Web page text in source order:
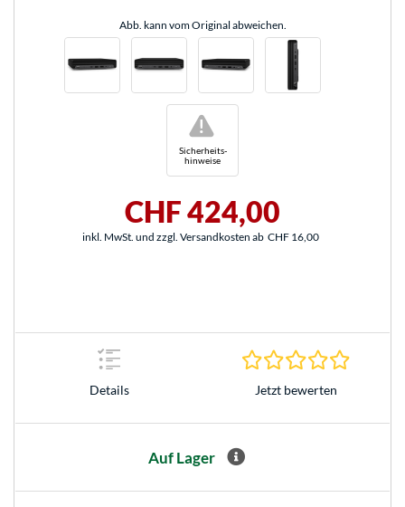
Abb. kann vom Original abweichen.
Sicherheits-
hinweise
!
CHF 424,00
inkl. MwSt. und zzgl. Versandkosten ab CHF 16,00
Details Jetzt bewerten
Auf Lager